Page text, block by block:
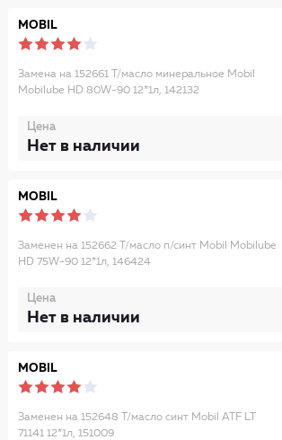
MOBIL
Замена на 152661 Т/масло минеральное Mobil
Mobilube HD 80W-90 12*1л, 142132
Цена
Нет в наличии
MOBIL
Заменен на 152662 Т/масло п/синт Mobil Mobilube
HD 75W-90 12*1л, 146424
Цена
Нет в наличии
MOBIL
Заменен на 152648 Т/масло синт Mobil ATF LT
71141 12*1л, 151009